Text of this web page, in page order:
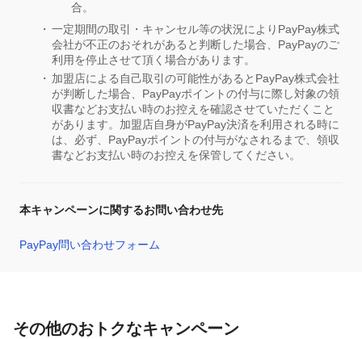
合。
一定期間の取引・キャンセル等の状況によりPayPay株式
会社が不正のおそれがあると判断した場合、PayPayのご
利用を停止させて頂く場合があります。
加盟店による自己取引の可能性があるとPayPay株式会社
が判断した場合、PayPayポイントの付与に際し対象の領
収書などお支払い時のお控えを確認させていただくこと
があります。加盟店自身がPayPay決済を利用される時に
は、必ず、PayPayポイントの付与がなされるまで、領収
書などお支払い時のお控えを保管してください。
本キャンペーンに関するお問い合わせ先
PayPay問い合わせフォーム
その他のおトクなキャンペーン